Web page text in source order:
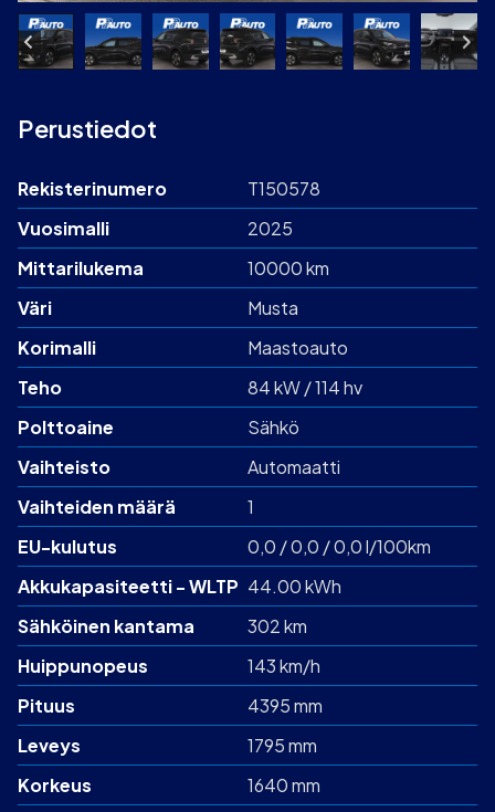
Perustiedot
Rekisterinumero
T150578
Vuosimalli
2025
Mittarilukema
10000 km
Väri
Musta
Korimalli
Maastoauto
Teho
84 kW / 114 hv
Polttoaine
Sähkö
Vaihteisto
Automaatti
Vaihteiden määrä
1
EU-kulutus
0,0 / 0,0 / 0,0 l/100km
Akku­kapasiteetti - WLTP 44.00 kWh
Sähköinen kantama
302 km
Huippunopeus
143 km/h
Pituus
4395 mm
Leveys
1795 mm
Korkeus
1640 mm